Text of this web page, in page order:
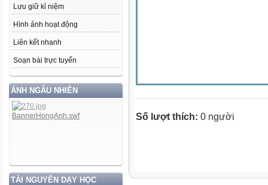
Lưu giữ kỉ niệm
Hình ảnh hoạt động
Liên kết nhanh
Soạn bài trực tuyến
ẢNH NGẪU NHIÊN
TÀI NGUYÊN DẠY HỌC
Số lượt thích: 0 người